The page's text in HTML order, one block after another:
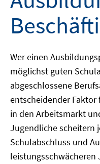
Wer einen
möglichst guten
abgeschlossene
entscheidender
in den Arbeitsmarkt
Jugendliche scheitern
Schulabschluss und